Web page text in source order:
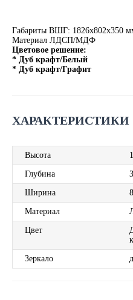
Габариты ВШГ: 1826х802х350
Материал ЛДСП/МДФ
Цветовое решение:
* Дуб крафт/Белый
* Дуб крафт/Графит
ХАРАКТЕРИСТИКИ
Высота
Глубина
Ширина
Материал
Цвет
Зеркало